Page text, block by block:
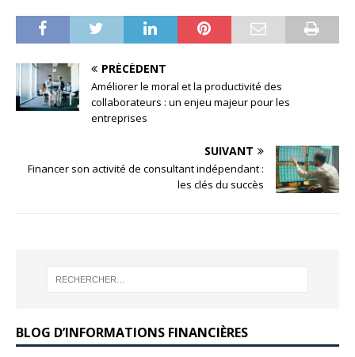
PRÉCÉDENT
Améliorer le moral et la productivité des
collaborateurs : un enjeu majeur pour les
entreprises
SUIVANT
Financer son activité de consultant indépendant :
les clés du succès
BLOG D’INFORMATIONS FINANCIÈRES